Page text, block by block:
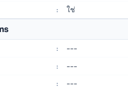
: ใช่
: ---
: ---
: ---